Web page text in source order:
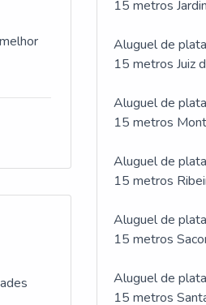
15 metros
Aluguel de
15 metros Juiz
Aluguel de
15 metros
Aluguel de
15 metros
Aluguel de
15 metros
Aluguel de
15 metros